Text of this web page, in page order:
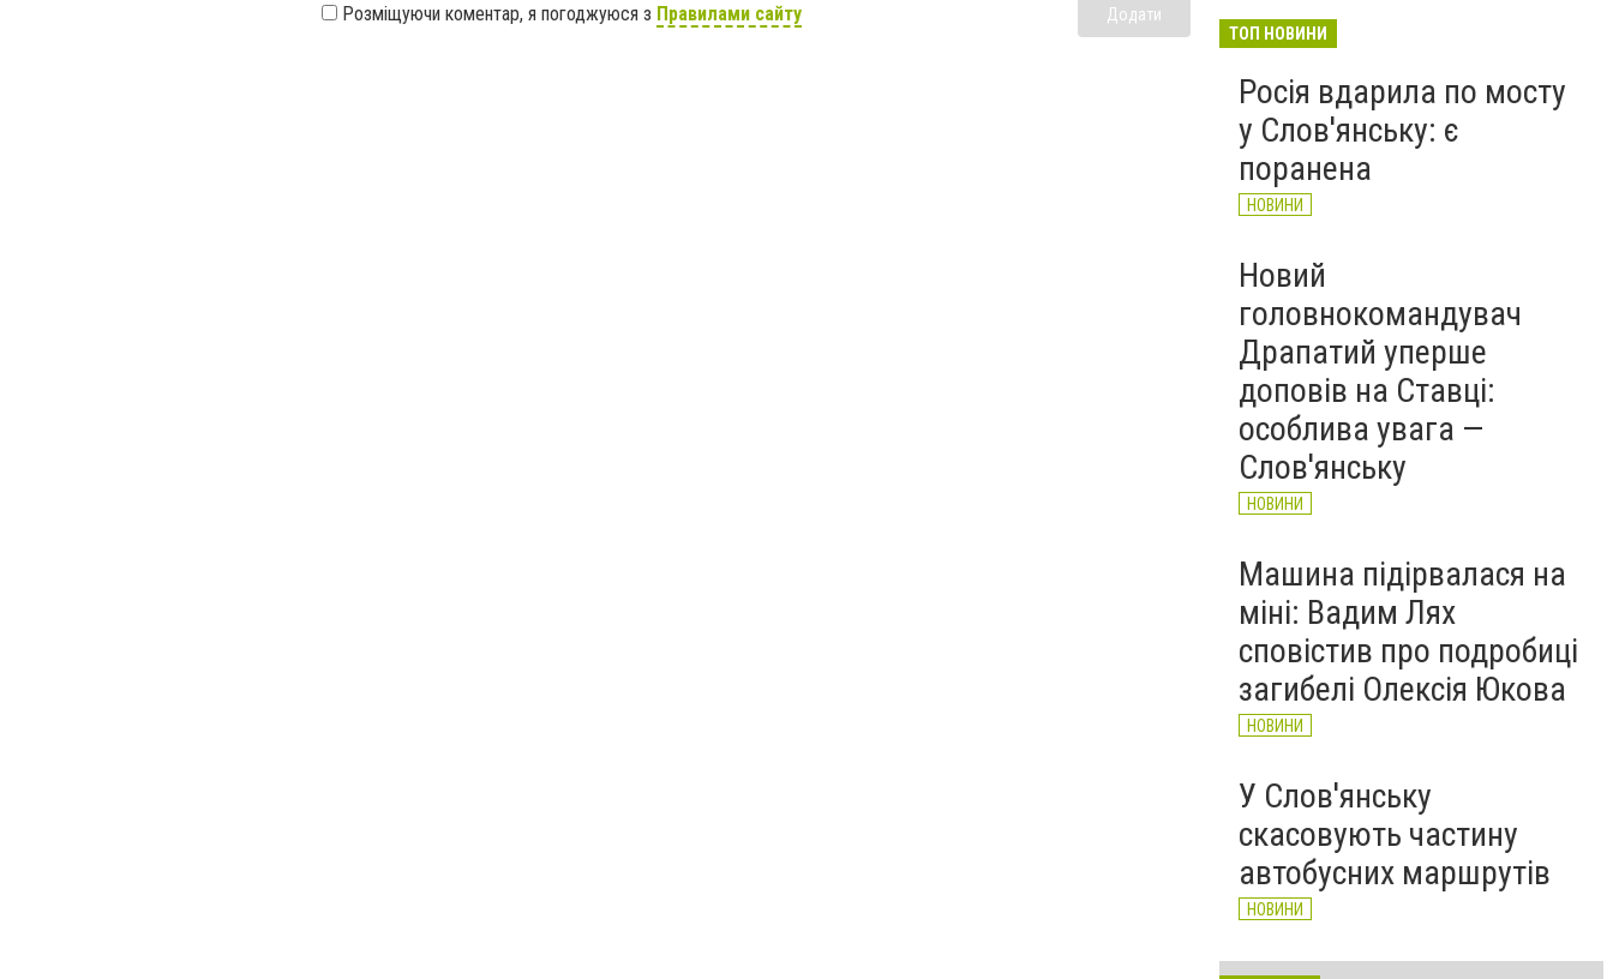
Розміщуючи коментар, я погоджуюся з Правилами сайту Додати
НОВИНИ
ТОП НОВИНИ
Росія вдарила по мосту
у Слов'янську: є
поранена
НОВИНИ
Новий
головнокомандувач
Драпатий уперше
доповів на Ставці:
особлива увага —
Слов'янську
НОВИНИ
Машина підірвалася на
міні: Вадим Лях
сповістив про подробиці
загибелі Олексія Юкова
НОВИНИ
У Слов'янську
скасовують частину
автобусних маршрутів
НОВИНИ